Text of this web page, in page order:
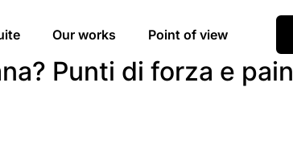
Our works Point of view
Punti di forza e pain